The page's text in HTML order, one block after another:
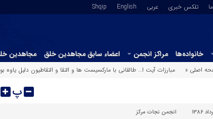
تلکس خبری عربي English
Shqip
خانواده‌ها مراکز انجمن اعضاء سابق مجاهدین خلق مجاهدین
اصلی » مبارزات آیت ا… طالقانی با مارکسیست ها و التقا و التقاطیون دلیل یاوه
پ
انجمن نجات مرکز